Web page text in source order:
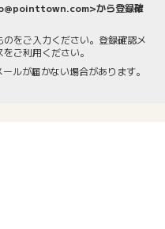
から登録確
をご入力ください。登録確認メ
ご利用ください。
ルが届かない場合があります。